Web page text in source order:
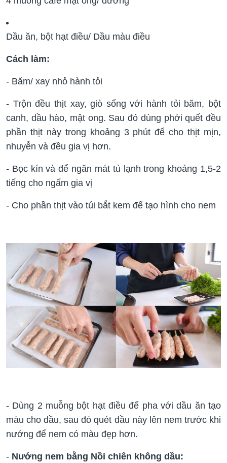
Dầu ăn, bột hạt điều/ Dầu màu điều
Cách làm:
- Băm/ xay nhỏ hành tỏi
- Trộn đều thịt xay, giò sống với hành tỏi băm, bột
canh, dầu hào, mật ong. Sau đó dùng phới quết đều
phần thịt này trong khoảng 3 phút để cho thịt mịn,
nhuyễn và đều gia vị hơn.
- Bọc kín và để ngăn mát tủ lạnh trong khoảng 1,5-2
tiếng cho ngấm gia vị
- Cho phần thịt vào túi bắt kem để tạo hình cho nem
- Dùng 2 muỗng bột hạt điều để pha với dầu ăn tạo
màu cho dầu, sau đó quét dầu này lên nem trước khi
nướng để nem có màu đẹp hơn.
- Nướng nem bằng Nồi chiên không dầu: